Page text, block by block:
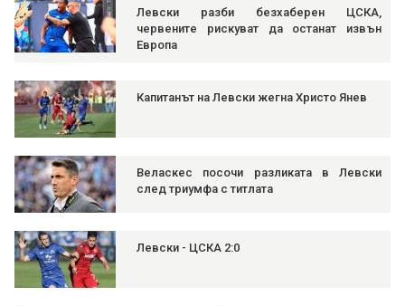
Левски разби безхаберен ЦСКА,
червените рискуват да останат извън
Европа
Капитанът на Левски жегна Христо Янев
Веласкес посочи разликата в Левски
след триумфа с титлата
Левски - ЦСКА 2:0